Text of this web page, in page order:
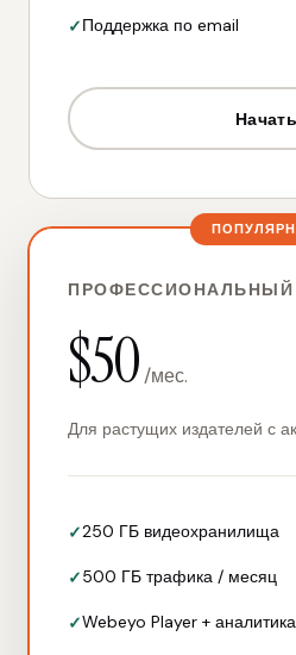
Поддержка по email
Начать
ПРОФЕССИОНАЛЬНЫЙ
$50 /мес.
Для растущих издателей с
250 ГБ видеохранилища
500 ГБ трафика / месяц
Webeyo Player + аналитика